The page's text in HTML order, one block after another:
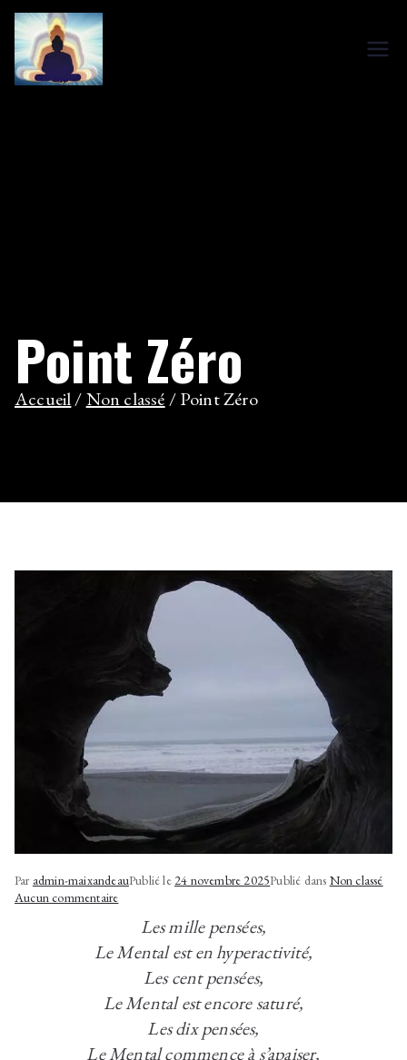
Aller
au
contenu
Point Zéro
Accueil Non classé Point Zéro
Par admin-maixandeauPublié le 24 novembre 2025Publié dans Non classé
Aucun commentairesur
ZéroLes mille pensées,
Le Mental est en hyperactivité,
Les cent pensées,
Le Mental est encore saturé,
Les dix pensées,
Le Mental commence à s’apaiser,